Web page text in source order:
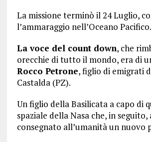
La missione terminò il 24 Luglio,
l’ammaraggio nell’Oceano Pacifico.
La voce del count down, che
orecchie di tutto il mondo, era di
Rocco Petrone, figlio di emigrati
Castalda (PZ).
Un figlio della Basilicata a capo di
spaziale della Nasa che, in seguito,
consegnato all’umanità un nuovo